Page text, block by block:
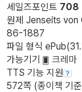
세일즈포인트 708
원제 Jenseits von
86-1887
파일 형식
가능기기
크레마
TTS 기능 지원
572쪽 (종이책 기